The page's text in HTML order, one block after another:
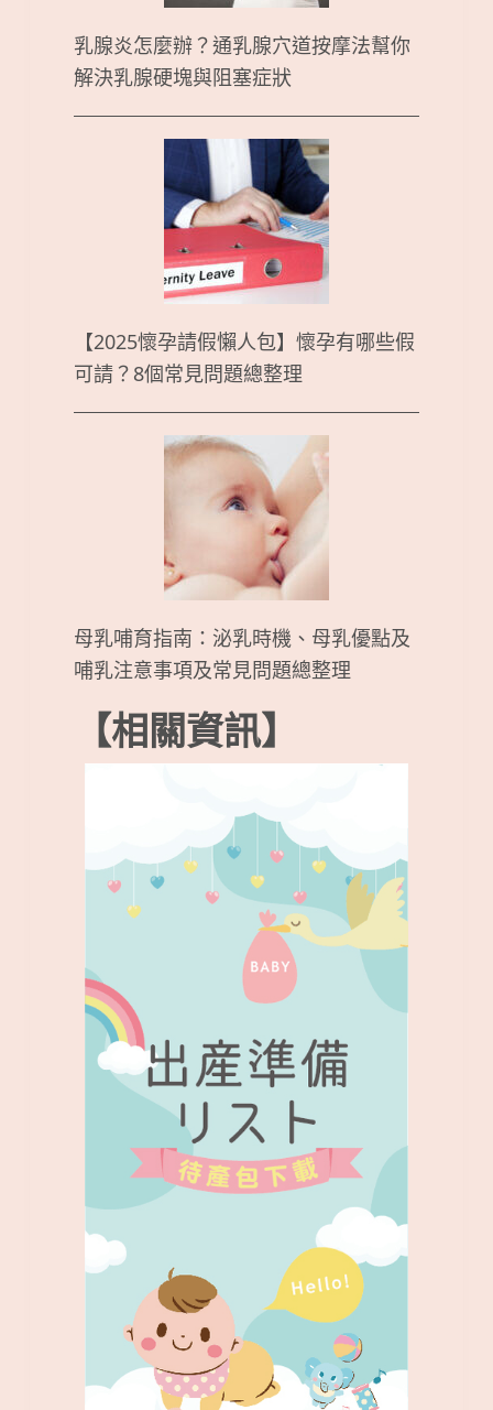
乳腺炎怎麼辦？通乳腺穴道按摩法幫你
解決乳腺硬塊與阻塞症狀
【2025懷孕請假懶人包】懷孕有哪些假
可請？8個常見問題總整理
母乳哺育指南：泌乳時機、母乳優點及
哺乳注意事項及常見問題總整理
【相關資訊】